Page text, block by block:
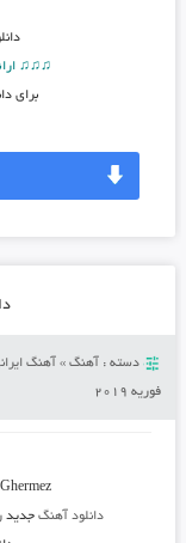
♫♫♫
برای
دسته : آهنگ» آهنگ
فوریه 2019
Ghermez
دانلود آهنگ جدید